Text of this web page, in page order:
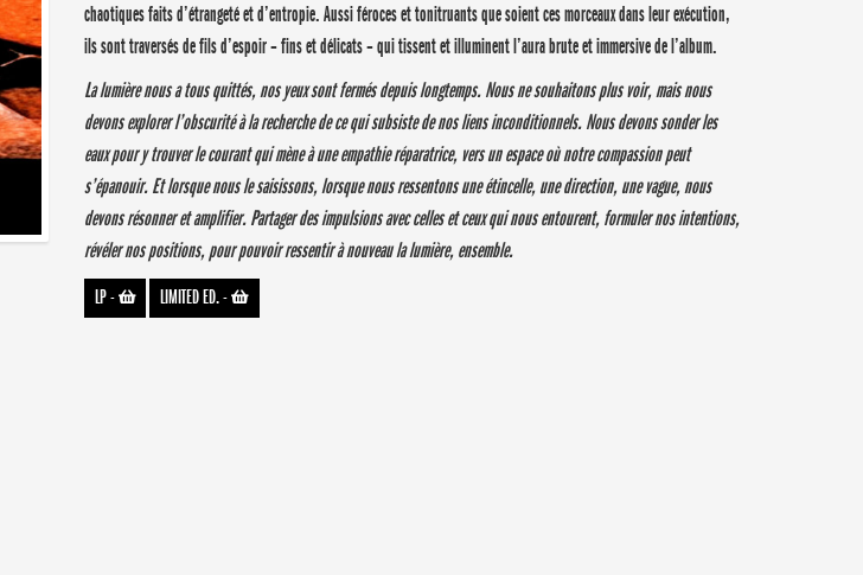
chaotiques faits d’étrangeté et d’entropie. Aussi féroces et tonitruants que soient ces morceaux dans leur exécution,
ils sont traversés de fils d’espoir – fins et délicats – qui tissent et illuminent l’aura brute et immersive de l’album.
La lumière nous a tous quittés, nos yeux sont fermés depuis longtemps. Nous ne souhaitons plus voir, mais nous
devons explorer l’obscurité à la recherche de ce qui subsiste de nos liens inconditionnels. Nous devons sonder les
eaux pour y trouver le courant qui mène à une empathie réparatrice, vers un espace où notre compassion peut
s’épanouir. Et lorsque nous le saisissons, lorsque nous ressentons une étincelle, une direction, une vague, nous
devons résonner et amplifier. Partager des impulsions avec celles et ceux qui nous entourent, formuler nos intentions,
révéler nos positions, pour pouvoir ressentir à nouveau la lumière, ensemble.
LP- LIMITED ED.-